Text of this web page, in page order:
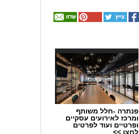
פנתרה -חלל משותף
ומרכז לאירועים עסקיים
ופרטיים ועוד לפרטים
לחצו >>